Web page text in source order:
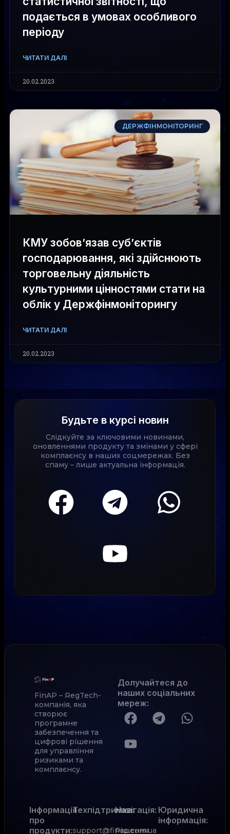
подається в умовах особливого
періоду
ЧИТАТИ ДАЛІ
20.02.2023
ДЕРЖФІНМОНІТОРИНГ
КМУ зобов’язав субʼєктів
господарювання, які здійснюють
торговельну діяльність
культурними цінностями стати на
облік у Держфінмоніторингу
ЧИТАТИ ДАЛІ
20.02.2023
Будьте в курсі новин
Слідкуйте за ключовими новинами,
оновленнями продукту та змінами у сфері
комплаєнсу в наших соцмережах. Без
спаму – лише актуальна інформація.
FinAP – RegTech-
компанія, яка
створює
програмне
забезпечення та
цифрові рішення
для управління
ризиками та
комплаєнсу.
Долучайтеся до
наших соціальних
мереж:
Інформація
про
продукти:
Техпідтримка:
support@finap.com.ua
Рішення
Навігація: Юридична
інформація: